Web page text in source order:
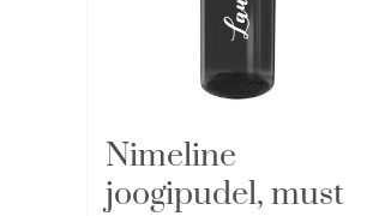
Nimeline
joogipudel, must